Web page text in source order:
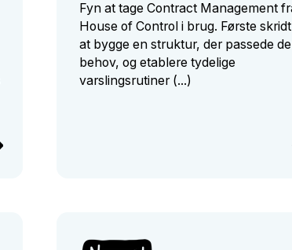
Fyn at tage Contract Management
House of Control i brug. Første
at bygge en struktur, der passede
behov, og etablere tydelige
varslingsrutiner (...)